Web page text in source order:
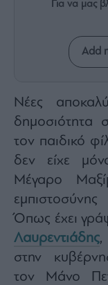
Design
Fashion
&
Art
Watches
Table
For
Two
Για να μας
Add
Νέες
δημοσιότητα
τον παιδικό
δεν είχε
Μέγαρο
Όπως έχει
Λαυρεντιάδης,
στην
τον Μάνο